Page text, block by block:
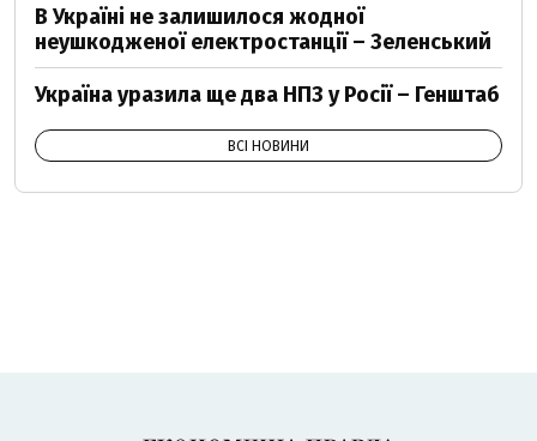
В Україні не залишилося жодної
неушкодженої електростанції – Зеленський
Україна уразила ще два НПЗ у Росії – Генштаб
ВСІ НОВИНИ